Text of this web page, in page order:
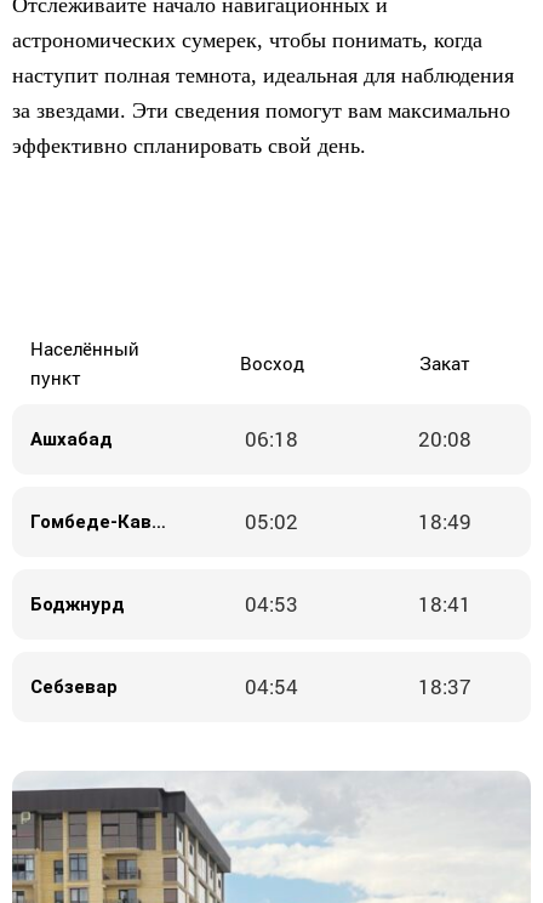
Отслеживайте начало навигационных и
астрономических сумерек, чтобы понимать, когда
наступит полная темнота, идеальная для наблюдения
за звездами. Эти сведения помогут вам максимально
эффективно спланировать свой день.
Населённый
пункт
Восход Закат
Ашхабад 06:18 20:08
Гомбеде-Кавус 05:02 18:49
Боджнурд 04:53 18:41
Себзевар 04:54 18:37